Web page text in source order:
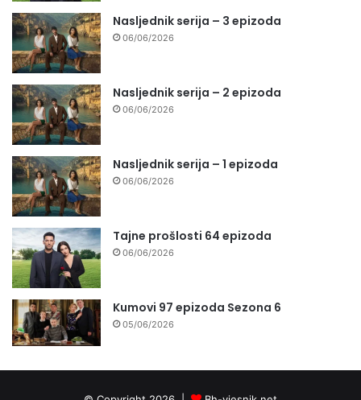
Nasljednik serija – 3 epizoda
06/06/2026
Nasljednik serija – 2 epizoda
06/06/2026
Nasljednik serija – 1 epizoda
06/06/2026
Tajne prošlosti 64 epizoda
06/06/2026
Kumovi 97 epizoda Sezona 6
05/06/2026